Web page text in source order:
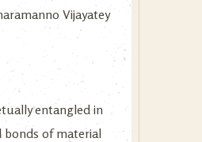
Vijayatey
entangled in
of material